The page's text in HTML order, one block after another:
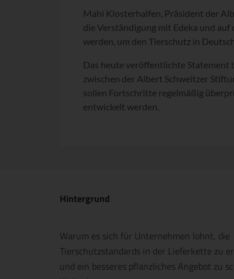
Mahi Klosterhalfen, Präsident der
die Verständigung mit Edeka und
werden, um den Tierschutz in
Das heute veröffentlichte
zwischen der Albert Schweitzer
sollen Fortschritte regelmäßig
entwickelt werden.
Hintergrund
Warum es sich für Unternehmen lohnt, die
Tierschutzstandards in der Lieferkette zu
und ein besseres pflanzliches Angebot zu